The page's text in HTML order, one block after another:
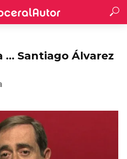
… Santiago Álvarez